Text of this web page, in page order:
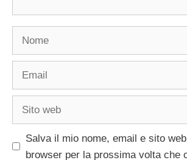
Salva il mio nome, email e sito
browser per la prossima volta che